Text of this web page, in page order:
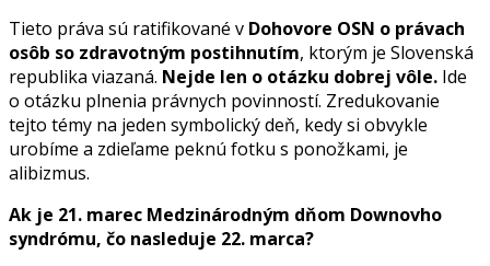
Tieto práva sú ratifikované v Dohovore OSN o právach
osôb so zdravotným postihnutím, ktorým je Slovenská
republika viazaná. Nejde len o otázku dobrej vôle. Ide
o otázku plnenia právnych povinností. Zredukovanie
tejto témy na jeden symbolický deň, kedy si obvykle
urobíme a zdieľame peknú fotku s ponožkami, je
alibizmus.
Ak je 21. marec Medzinárodným dňom Downovho
syndrómu, čo nasleduje 22. marca?